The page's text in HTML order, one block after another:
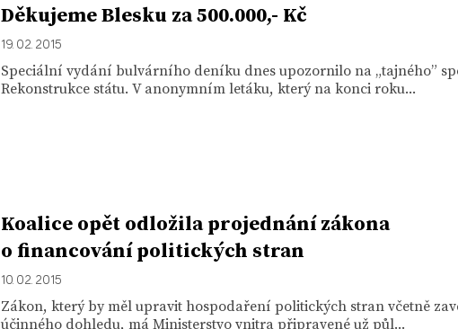
Děkujeme Blesku za 500.000,- Kč
19. 02. 2015
Speciální vydání bulvárního deníku dnes upozornilo na „tajného”
Rekonstrukce státu. V anonymním letáku, který na konci roku...
Koalice opět odložila projednání zákona
o financování politických stran
10. 02. 2015
Zákon, který by měl upravit hospodaření politických stran včetně
účinného dohledu, má Ministerstvo vnitra připravené už půl...